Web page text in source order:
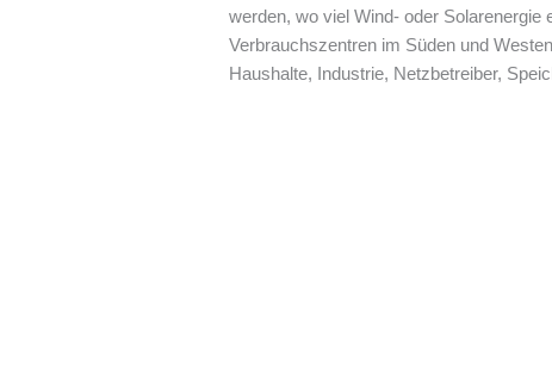
werden, wo viel Wind- oder
Verbrauchszentren im Süden und
Haushalte, Industrie, Netzbetreiber,